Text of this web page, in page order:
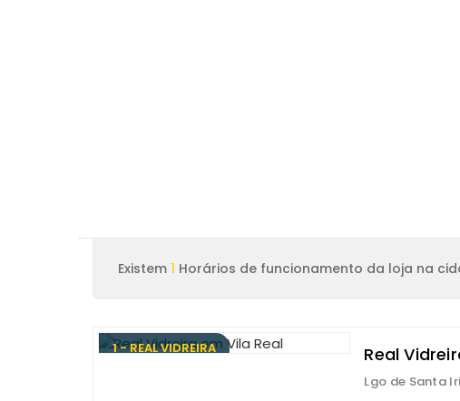
Existem 1 Horários de funcionamento da loja na
1 - REAL VIDREIRA Real
Lgo de Santa